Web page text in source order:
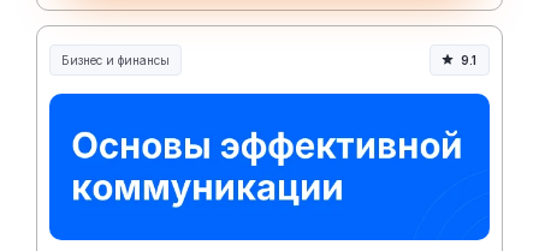
Бизнес и финансы 9.1